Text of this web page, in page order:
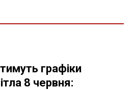
графіки
8 червня: